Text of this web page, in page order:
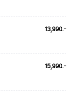
13,990.-
15,990.-